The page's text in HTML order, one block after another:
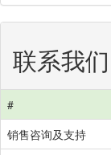
联系我们
#
销售咨询及支持